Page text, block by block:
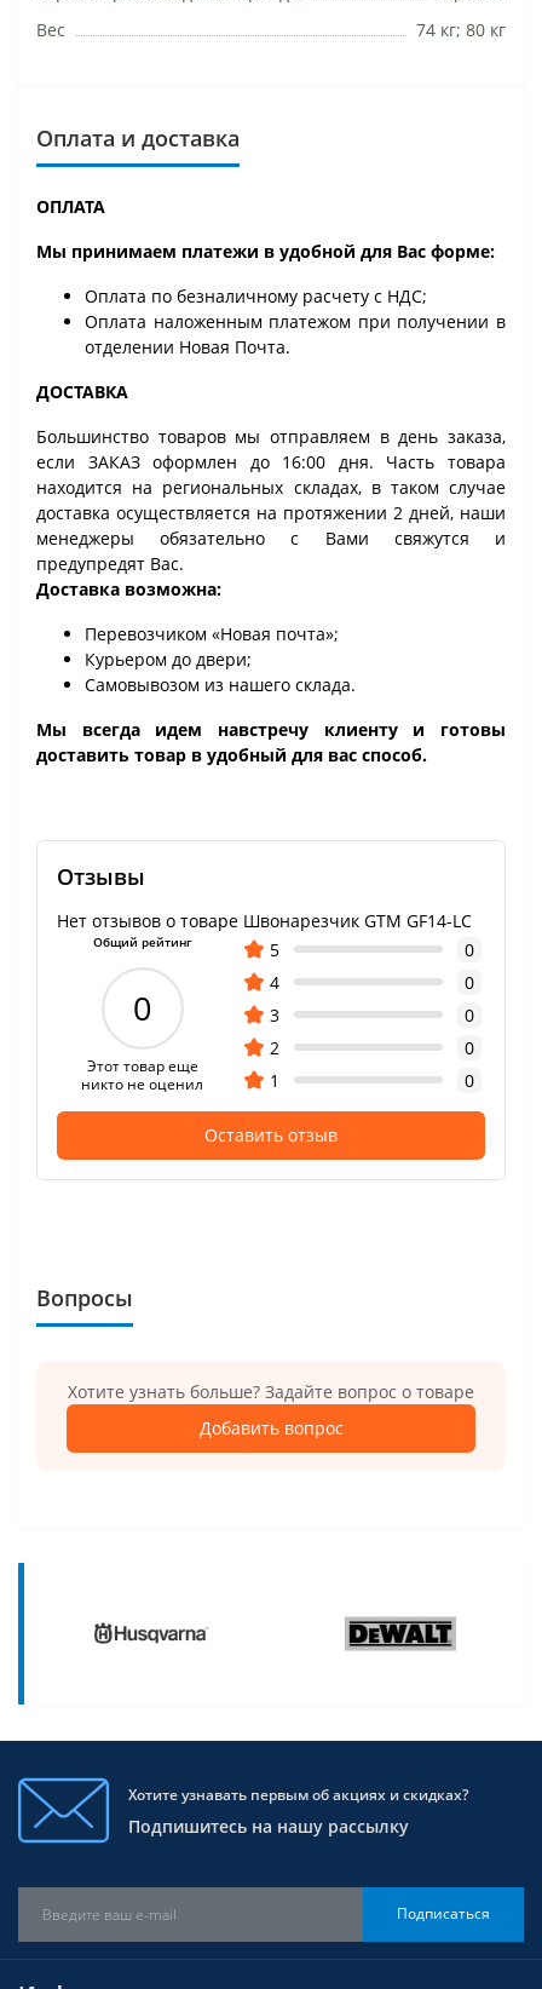
Вес
74 кг; 80 кг
Оплата и доставка
ОПЛАТА
Мы принимаем платежи в удобной для Вас форме:
Оплата по безналичному расчету с НДС;
Оплата наложенным платежом при получении в
отделении Новая Почта.
ДОСТАВКА
Большинство товаров мы отправляем в день заказа,
если ЗАКАЗ оформлен до 16:00 дня. Часть товара
находится на региональных складах, в таком случае
доставка осуществляется на протяжении 2 дней, наши
менеджеры обязательно с Вами свяжутся и
предупредят Вас.
Доставка возможна:
Перевозчиком «Новая почта»;
Курьером до двери;
Самовывозом из нашего склада.
Мы всегда идем навстречу клиенту и готовы
доставить товар в удобный для вас способ.
Отзывы
Нет отзывов о товаре Швонарезчик GTM GF14-LC
Общий рейтинг
0
Этот товар еще
никто не оценил
5
0
4
0
3
0
2
0
1
0
Оставить отзыв
Вопросы
Хотите узнать больше? Задайте вопрос о товаре
Добавить вопрос
Хотите узнавать первым об акциях и скидках?
Подпишитесь на нашу рассылку
Подписаться